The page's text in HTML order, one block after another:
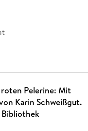
Pelerine: Mit
Karin Schweißgut.
Bibliothek